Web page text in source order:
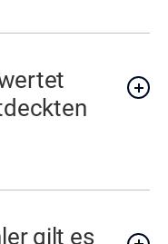
gilt es